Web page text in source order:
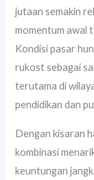
jutaan semakin
momentum awal
Kondisi pasar
rukost sebagai
terutama di
pendidikan dan
Dengan kisaran
kombinasi
keuntungan